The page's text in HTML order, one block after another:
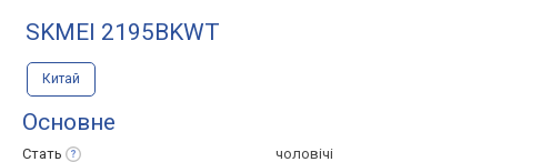
SKMEI 2195BKWT
Китай
Основне
Стать
чоловічі